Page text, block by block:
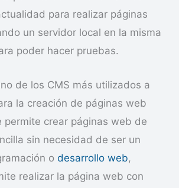
para realizar páginas
un servidor local en la misma
poder hacer pruebas.
de los CMS más utilizados a
la creación de páginas web
permite crear páginas web de
sin necesidad de ser un
o desarrollo web,
realizar la página web con